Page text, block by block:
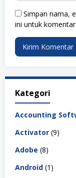
Simpan nama,
ini untuk
Kategori
Accounting
Activator (9)
Adobe (8)
Android (1)